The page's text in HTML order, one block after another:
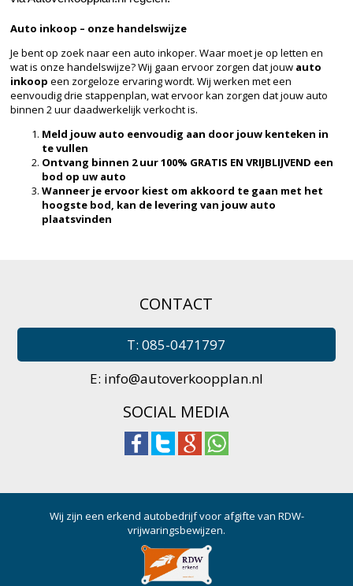
Auto inkoop – onze handelswijze
Je bent op zoek naar een auto inkoper. Waar moet je op letten en
wat is onze handelswijze? Wij gaan ervoor zorgen dat jouw auto
inkoop een zorgeloze ervaring wordt. Wij werken met een
eenvoudig drie stappenplan, wat ervoor kan zorgen dat jouw auto
binnen 2 uur daadwerkelijk verkocht is.
Meld jouw auto eenvoudig aan door jouw kenteken in
te vullen
Ontvang binnen 2 uur 100% GRATIS EN VRIJBLIJVEND een
bod op uw auto
Wanneer je ervoor kiest om akkoord te gaan met het
hoogste bod, kan de levering van jouw auto
plaatsvinden
CONTACT
T: 085-0471797
E: info@autoverkoopplan.nl
SOCIAL MEDIA
Wij zijn een erkend autobedrijf voor afgifte van RDW-
vrijwaringsbewijzen.